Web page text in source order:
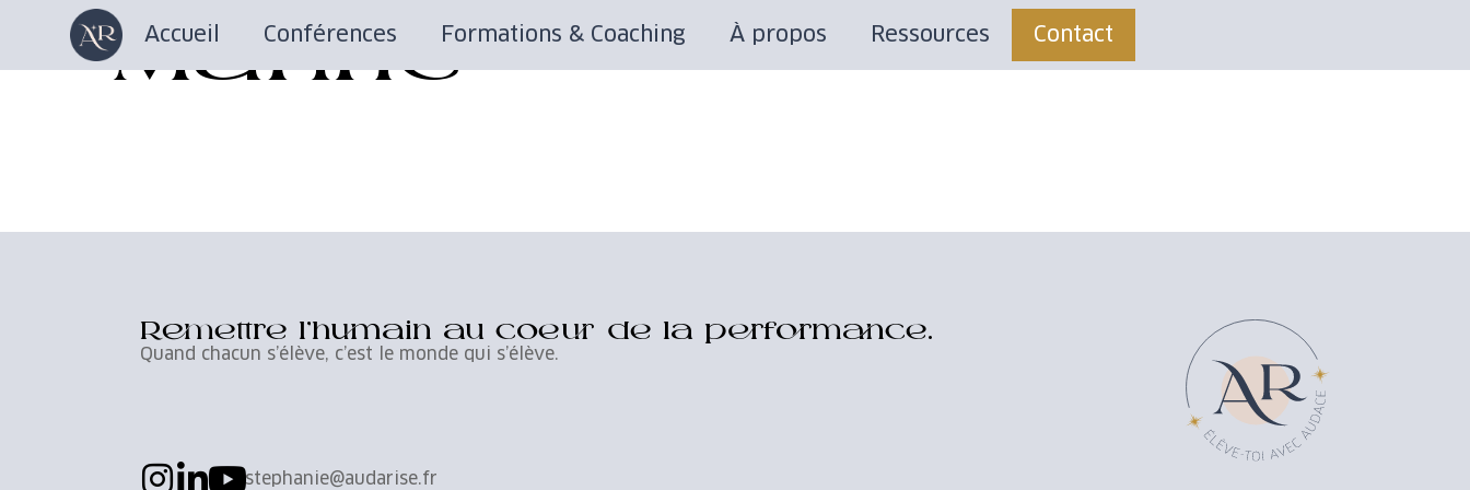
Accueil Conférences Formations & Coaching À propos Ressources Contact
Marine
Remettre l’humain au coeur de la performance.
Quand chacun s’élève, c’est le monde qui s’élève.
stephanie@audarise.fr